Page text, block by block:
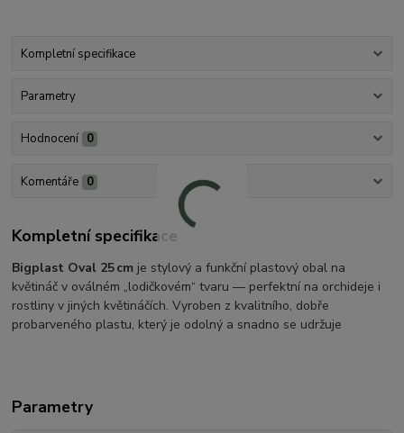
Kompletní specifikace
Parametry
Hodnocení 0
Komentáře 0
Kompletní specifikace
Bigplast Oval 25 cm je stylový a funkční plastový obal na
květináč v oválném „lodičkovém“ tvaru — perfektní na orchideje i
rostliny v jiných květináčích. Vyroben z kvalitního, dobře
probarveného plastu, který je odolný a snadno se udržuje
Parametry